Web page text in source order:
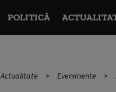
POLITICĂ
Actualitate Evenimente